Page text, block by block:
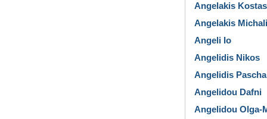
Angelakis Kostas
Angelakis
Angeli Io
Angelidis Nikos
Angelidis
Angelidou Dafni
Angelidou Olga-